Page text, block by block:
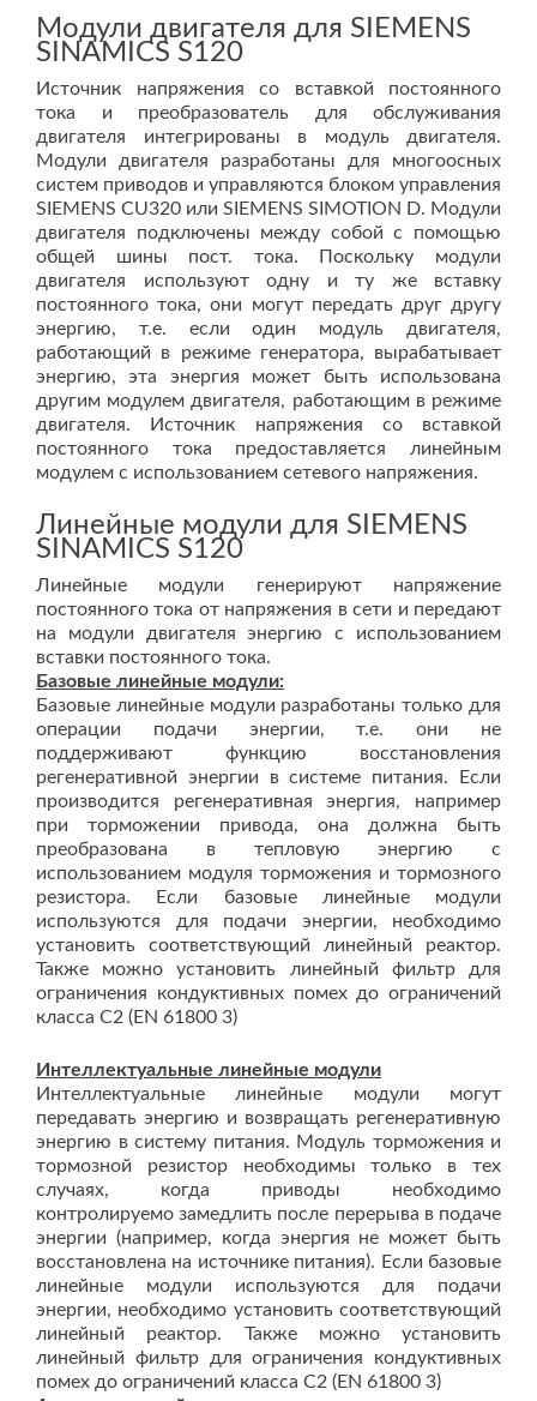
Модули двигателя для SIEMENS
SINAMICS S120
Источник напряжения со вставкой постоянного
тока и преобразователь для обслуживания
двигателя интегрированы в модуль двигателя.
Модули двигателя разработаны для многоосных
систем приводов и управляются блоком управления
SIEMENS CU320 или SIEMENS SIMOTION D. Модули
двигателя подключены между собой с помощью
общей шины пост. тока. Поскольку модули
двигателя используют одну и ту же вставку
постоянного тока, они могут передать друг другу
энергию, т.е. если один модуль двигателя,
работающий в режиме генератора, вырабатывает
энергию, эта энергия может быть использована
другим модулем двигателя, работающим в режиме
двигателя. Источник напряжения со вставкой
постоянного тока предоставляется линейным
модулем с использованием сетевого напряжения.
Линейные модули для SIEMENS
SINAMICS S120
Линейные модули генерируют напряжение
постоянного тока от напряжения в сети и передают
на модули двигателя энергию с использованием
вставки постоянного тока.
Базовые линейные модули:
Базовые линейные модули разработаны только для
операции подачи энергии, т.е. они не
поддерживают функцию восстановления
регенеративной энергии в системе питания. Если
производится регенеративная энергия, например
при торможении привода, она должна быть
преобразована в тепловую энергию с
использованием модуля торможения и тормозного
резистора. Если базовые линейные модули
используются для подачи энергии, необходимо
установить соответствующий линейный реактор.
Также можно установить линейный фильтр для
ограничения кондуктивных помех до ограничений
класса C2 (EN 61800 3)
Интеллектуальные линейные модули
Интеллектуальные линейные модули могут
передавать энергию и возвращать регенеративную
энергию в систему питания. Модуль торможения и
тормозной резистор необходимы только в тех
случаях, когда приводы необходимо
контролируемо замедлить после перерыва в подаче
энергии (например, когда энергия не может быть
восстановлена на источнике питания). Если базовые
линейные модули используются для подачи
энергии, необходимо установить соответствующий
линейный реактор. Также можно установить
линейный фильтр для ограничения кондуктивных
помех до ограничений класса C2 (EN 61800 3)